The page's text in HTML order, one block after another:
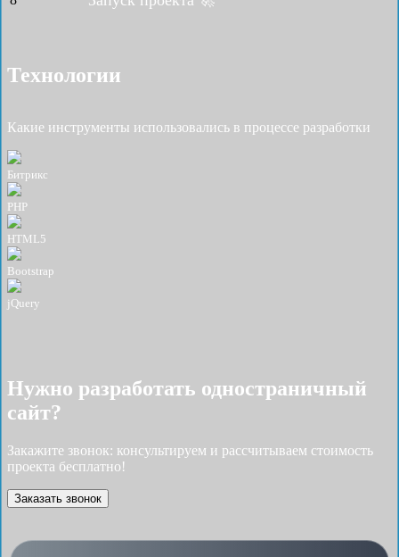
Технологии
Какие инструменты использовались в процессе разработки
Битрикс
PHP
HTML5
Bootstrap
jQuery
Нужно разработать одностраничный
сайт?
Закажите звонок: консультируем и рассчитываем стоимость
проекта бесплатно!
Заказать звонок